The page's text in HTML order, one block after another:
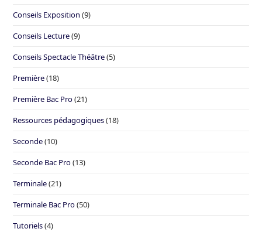
Conseils Exposition (9)
Conseils Lecture(9)
Conseils Spectacle Théâtre(5)
Première(18)
Première Bac Pro(21)
Ressources pédagogiques(18)
Seconde(10)
Seconde Bac Pro(13)
Terminale(21)
Terminale Bac Pro(50)
Tutoriels(4)